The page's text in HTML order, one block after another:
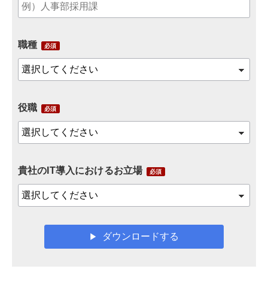
職種
役職
貴社のIT導入におけるお立場
ダウンロードする